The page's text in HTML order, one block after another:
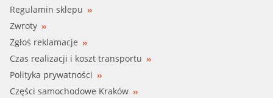
Regulamin sklepu
Zwroty
Zgłoś reklamacje
Czas realizacji i koszt transportu
Polityka prywatności
Części samochodowe Kraków